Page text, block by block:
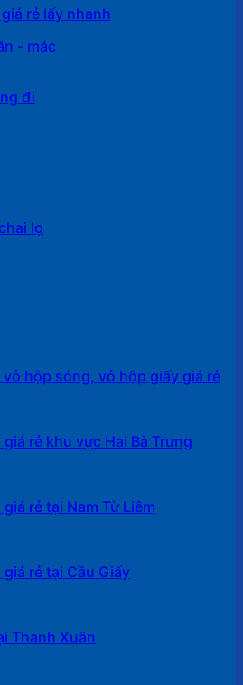
rẻ lấy nhanh
- mác
đi
lọ
hộp sóng, vỏ hộp giấy giá rẻ
rẻ khu vực Hai Bà Trưng
rẻ tại Nam Từ Liêm
rẻ tại Cầu Giấy
Thanh Xuân